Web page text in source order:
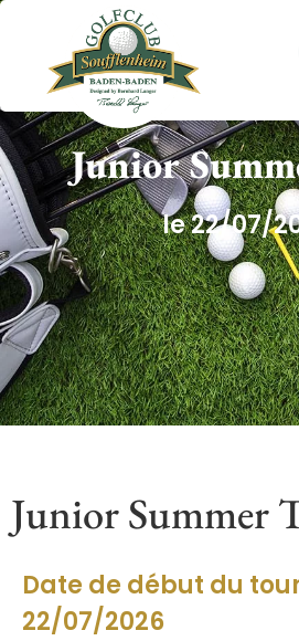
GOLF CLUB
Junior
le 22/07/
Junior Summer
Date de début du
22/07/2026